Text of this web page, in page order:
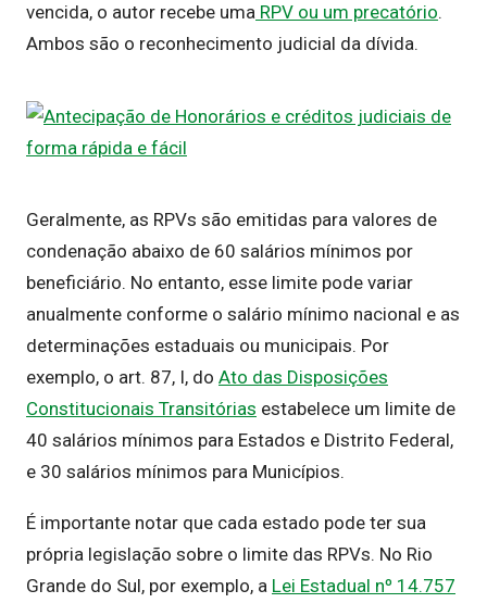
vencida, o autor recebe uma RPV ou um precatório.
Ambos são o reconhecimento judicial da dívida.
Geralmente, as RPVs são emitidas para valores de
condenação abaixo de 60 salários mínimos por
beneficiário. No entanto, esse limite pode variar
anualmente conforme o salário mínimo nacional e as
determinações estaduais ou municipais. Por
exemplo, o art. 87, I, do Ato das Disposições
Constitucionais Transitórias estabelece um limite de
40 salários mínimos para Estados e Distrito Federal,
e 30 salários mínimos para Municípios.
É importante notar que cada estado pode ter sua
própria legislação sobre o limite das RPVs. No Rio
Grande do Sul, por exemplo, a Lei Estadual nº 14.757